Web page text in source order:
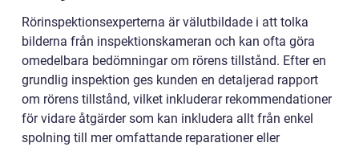
Rörinspektionsexperterna är välutbildade i att tolka
bilderna från inspektionskameran och kan ofta göra
omedelbara bedömningar om rörens tillstånd. Efter en
grundlig inspektion ges kunden en detaljerad rapport
om rörens tillstånd, vilket inkluderar rekommendationer
för vidare åtgärder som kan inkludera allt från enkel
spolning till mer omfattande reparationer eller